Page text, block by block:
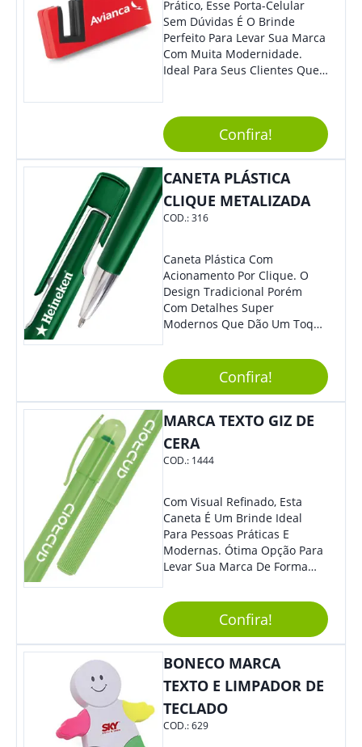
Feiras De Negócios.
Prático, Esse Porta-Celular
Sem Dúvidas É O Brinde
Perfeito Para Levar Sua Marca
Com Muita Modernidade.
Ideal Para Seus Clientes Que
Sua Empresa Terá O Grande
Destaque Merecido.
Confira!
CANETA PLÁSTICA
CLIQUE METALIZADA
COD.:316
Caneta Plástica Com
Acionamento Por Clique. O
Design Tradicional Porém
Com Detalhes Super
Modernos Que Dão Um Toque
Confira!
MARCA TEXTO GIZ DE
CERA
COD.: 1444
Com Visual Refinado, Esta
Caneta É Um Brinde Ideal
Para Pessoas Práticas E
Modernas. Ótima Opção Para
Levar Sua Marca De Forma
Sua Empresa Em Eventos,
Reuniões Corporativas Ou Até
Mesmo Para Presentear
Colaboradores.
Confira!
BONECO MARCA
TEXTO E LIMPADOR DE
TECLADO
COD.:629